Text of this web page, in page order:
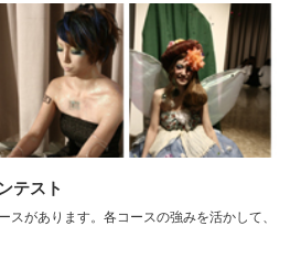
テスト
スがあります。各コースの強みを活かして、